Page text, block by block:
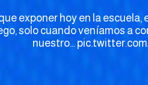
exponer hoy en la escuela,
solo cuando veníamos a
nuestro…